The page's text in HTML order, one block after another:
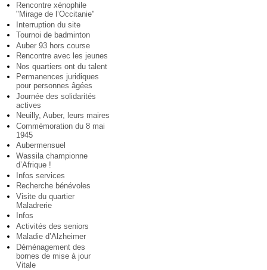
Rencontre xénophile
"Mirage de l’Occitanie"
Interruption du site
Tournoi de badminton
Auber 93 hors course
Rencontre avec les jeunes
Nos quartiers ont du talent
Permanences juridiques
pour personnes âgées
Journée des solidarités
actives
Neuilly, Auber, leurs maires
Commémoration du 8 mai
1945
Aubermensuel
Wassila championne
d’Afrique !
Infos services
Recherche bénévoles
Visite du quartier
Maladrerie
Infos
Activités des seniors
Maladie d’Alzheimer
Déménagement des
bornes de mise à jour
Vitale